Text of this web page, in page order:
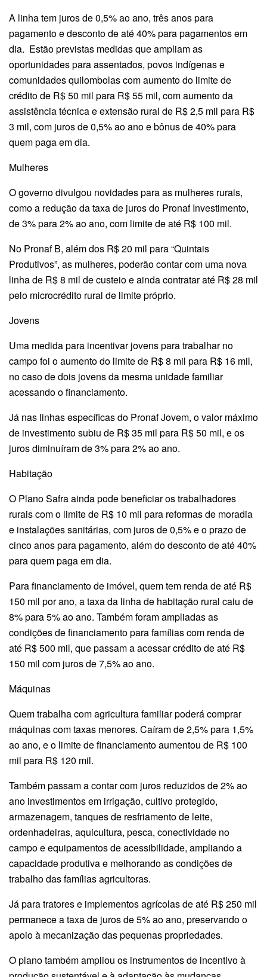
A linha tem juros de 0,5% ao ano, três anos para
pagamento e desconto de até 40% para pagamentos em
dia. Estão previstas medidas que ampliam as
oportunidades para assentados, povos indígenas e
comunidades quilombolas com aumento do limite de
crédito de R$ 50 mil para R$ 55 mil, com aumento da
assistência técnica e extensão rural de R$ 2,5 mil para R$
3 mil, com juros de 0,5% ao ano e bônus de 40% para
quem paga em dia.
Mulheres
O governo divulgou novidades para as mulheres rurais,
como a redução da taxa de juros do Pronaf Investimento,
de 3% para 2% ao ano, com limite de até R$ 100 mil.
No Pronaf B, além dos R$ 20 mil para “Quintais
Produtivos”, as mulheres, poderão contar com uma nova
linha de R$ 8 mil de custeio e ainda contratar até R$ 28 mil
pelo microcrédito rural de limite próprio.
Jovens
Uma medida para incentivar jovens para trabalhar no
campo foi o aumento do limite de R$ 8 mil para R$ 16 mil,
no caso de dois jovens da mesma unidade familiar
acessando o financiamento.
Já nas linhas específicas do Pronaf Jovem, o valor máximo
de investimento subiu de R$ 35 mil para R$ 50 mil, e os
juros diminuíram de 3% para 2% ao ano.
Habitação
O Plano Safra ainda pode beneficiar os trabalhadores
rurais com o limite de R$ 10 mil para reformas de moradia
e instalações sanitárias, com juros de 0,5% e o prazo de
cinco anos para pagamento, além do desconto de até 40%
para quem paga em dia.
Para financiamento de imóvel, quem tem renda de até R$
150 mil por ano, a taxa da linha de habitação rural caiu de
8% para 5% ao ano. Também foram ampliadas as
condições de financiamento para famílias com renda de
até R$ 500 mil, que passam a acessar crédito de até R$
150 mil com juros de 7,5% ao ano.
Máquinas
Quem trabalha com agricultura familiar poderá comprar
máquinas com taxas menores. Caíram de 2,5% para 1,5%
ao ano, e o limite de financiamento aumentou de R$ 100
mil para R$ 120 mil.
Também passam a contar com juros reduzidos de 2% ao
ano investimentos em irrigação, cultivo protegido,
armazenagem, tanques de resfriamento de leite,
ordenhadeiras, aquicultura, pesca, conectividade no
campo e equipamentos de acessibilidade, ampliando a
capacidade produtiva e melhorando as condições de
trabalho das famílias agricultoras.
Já para tratores e implementos agrícolas de até R$ 250 mil
permanece a taxa de juros de 5% ao ano, preservando o
apoio à mecanização das pequenas propriedades.
O plano também ampliou os instrumentos de incentivo à